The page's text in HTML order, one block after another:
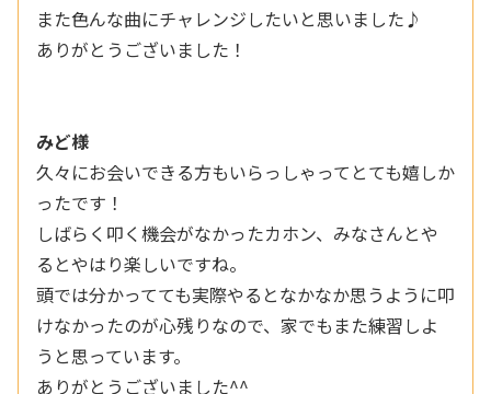
また色んな曲にチャレンジしたいと思いました♪
ありがとうございました！
みど様
久々にお会いできる方もいらっしゃってとても嬉しか
ったです！
しばらく叩く機会がなかったカホン、みなさんとや
るとやはり楽しいですね。
頭では分かってても実際やるとなかなか思うように叩
けなかったのが心残りなので、家でもまた練習しよ
うと思っています。
ありがとうございました^^